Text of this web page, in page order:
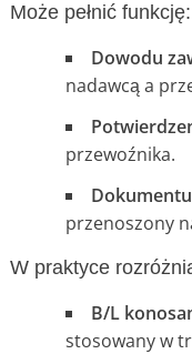
Może pełnić funkcję:
Dowodu
nadawcą a
przewoźnika.
przenoszony
W praktyce
B/L
stosowany w